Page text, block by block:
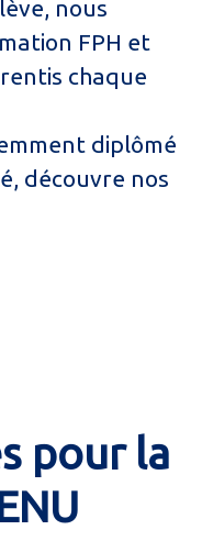
nous
FPH et
chaque
diplômé
découvre nos
pour la